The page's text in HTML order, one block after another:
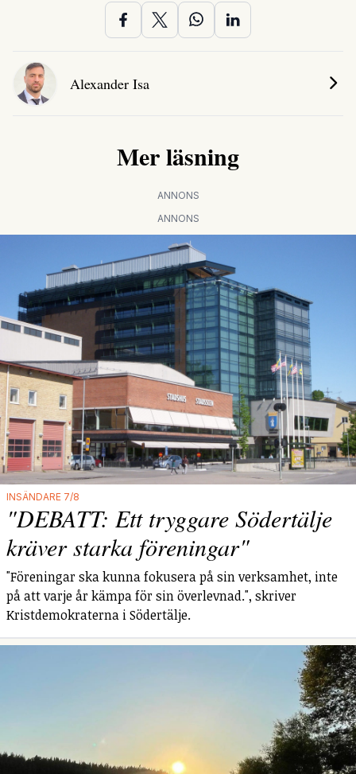
Alexander Isa
Mer läsning
ANNONS
ANNONS
INSÄNDARE 7/8
"DEBATT: Ett tryggare Södertälje
kräver starka föreningar"
"Föreningar ska kunna fokusera på sin verksamhet, inte
på att varje år kämpa för sin överlevnad.", skriver
Kristdemokraterna i Södertälje.